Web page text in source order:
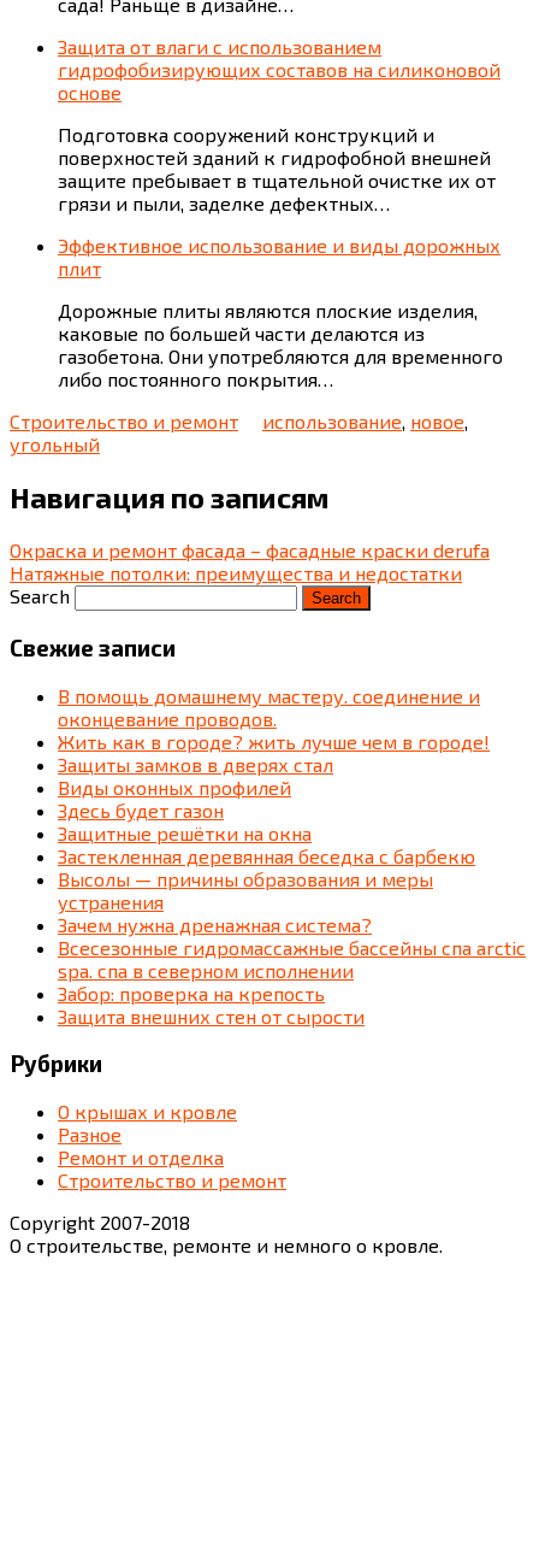
сада! Раньще в дизайне…
Защита от влаги с использованием
гидрофобизирующих составов на силиконовой
основе
Подготовка сооружений конструкций и
поверхностей зданий к гидрофобной внешней
защите пребывает в тщательной очистке их от
грязи и пыли, заделке дефектных…
Эффективное использование и виды дорожных
плит
Дорожные плиты являются плоские изделия,
каковые по большей части делаются из
газобетона. Они употребляются для временного
либо постоянного покрытия…
Строительство и ремонт
использование, новое,
угольный
Навигация по записям
Окраска и ремонт фасада – фасадные краски derufa
Натяжные потолки: преимущества и недостатки
Search
Свежие записи
В помощь домашнему мастеру. соединение и
оконцевание проводов.
Жить как в городе? жить лучше чем в городе!
Защиты замков в дверях стал
Виды оконных профилей
Здесь будет газон
Защитные решётки на окна
Застекленная деревянная беседка c барбекю
Высолы — причины образования и меры
устранения
Зачем нужна дренажная система?
Всесезонные гидромассажные бассейны спа arctic
spa. спа в северном исполнении
Забор: проверка на крепость
Защита внешних стен от сырости
Рубрики
О крышах и кровле
Разное
Ремонт и отделка
Строительство и ремонт
Copyright 2007-2018
О строительстве, ремонте и немного о кровле.